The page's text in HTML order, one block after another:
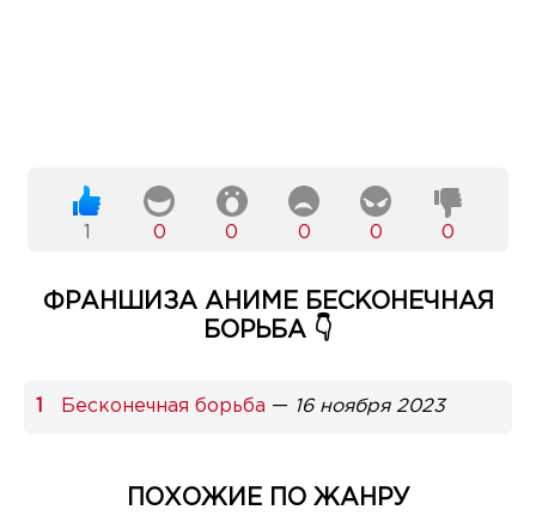
0 0 0 0 0
ФРАНШИЗА АНИМЕ БЕСКОНЕЧНАЯ
БОРЬБА 👇
Бесконечная борьба — 16 ноября 2023
ПОХОЖИЕ ПО ЖАНРУ